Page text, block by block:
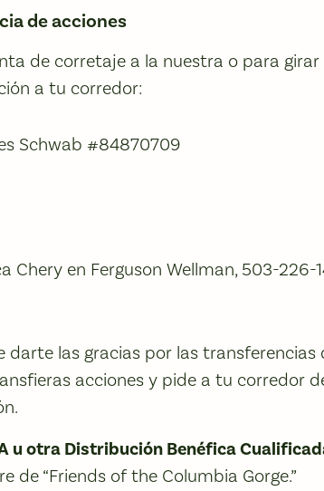
de acciones
de corretaje a la nuestra o para girar
a tu corredor:
Schwab #84870709
Chery en Ferguson Wellman, 503-226-
las gracias por las transferencias
acciones y pide a tu corredor
u otra Distribución Benéfica
de “Friends of the Columbia Gorge.”